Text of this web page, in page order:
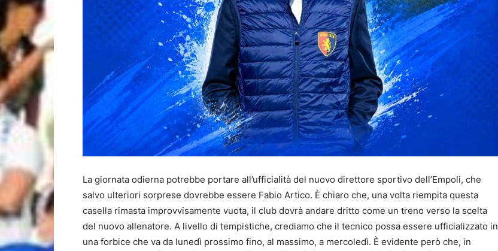
La giornata odierna potrebbe portare all’ufficialità del nuovo direttore sportivo dell’Empoli, che
salvo ulteriori sorprese dovrebbe essere Fabio Artico. È chiaro che, una volta riempita questa
casella rimasta improvvisamente vuota, il club dovrà andare dritto come un treno verso la scelta
del nuovo allenatore. A livello di tempistiche, crediamo che il tecnico possa essere ufficializzato in
una forbice che va da lunedì prossimo fino, al massimo, a mercoledì. È evidente però che, in